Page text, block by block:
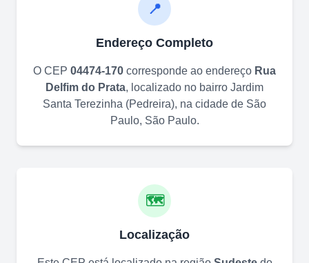
📍
Endereço Completo
O CEP 04474-170 corresponde ao endereço Rua
Delfim do Prata, localizado no bairro Jardim
Santa Terezinha (Pedreira), na cidade de São
Paulo, São Paulo.
🗺️
Localização